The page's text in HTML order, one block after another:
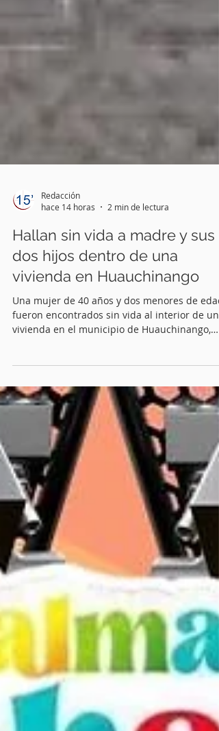
Redacción
hace 14 horas
2 min de lectura
Hallan sin vida a madre y sus
vivienda en Huauchinango
Una mujer de 40 años y dos menores de edad
vivienda en el municipio de Huauchinango,
General del Estado (FGE) para determinar las
causas del fallecimiento.